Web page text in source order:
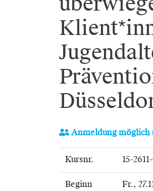
Anmeldung möglich
Kursnr. 15-
Beginn Fr.,